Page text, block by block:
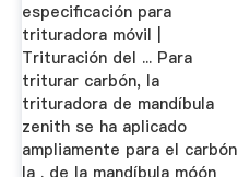
especificación para
trituradora móvil |
Trituración del ... Para
triturar carbón, la
trituradora de mandíbula
zenith se ha aplicado
ampliamente para el carbón